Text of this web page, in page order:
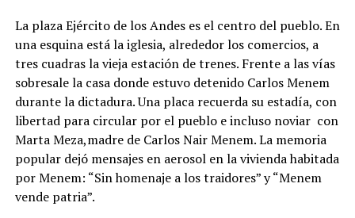
La plaza Ejército de los Andes es el centro del pueblo. En
una esquina está la iglesia, alrededor los comercios, a
tres cuadras la vieja estación de trenes. Frente a las vías
sobresale la casa donde estuvo detenido Carlos Menem
durante la dictadura. Una placa recuerda su estadía, con
libertad para circular por el pueblo e incluso noviar con
Marta Meza,madre de Carlos Nair Menem. La memoria
popular dejó mensajes en aerosol en la vivienda habitada
por Menem: “Sin homenaje a los traidores” y “Menem
vende patria”.